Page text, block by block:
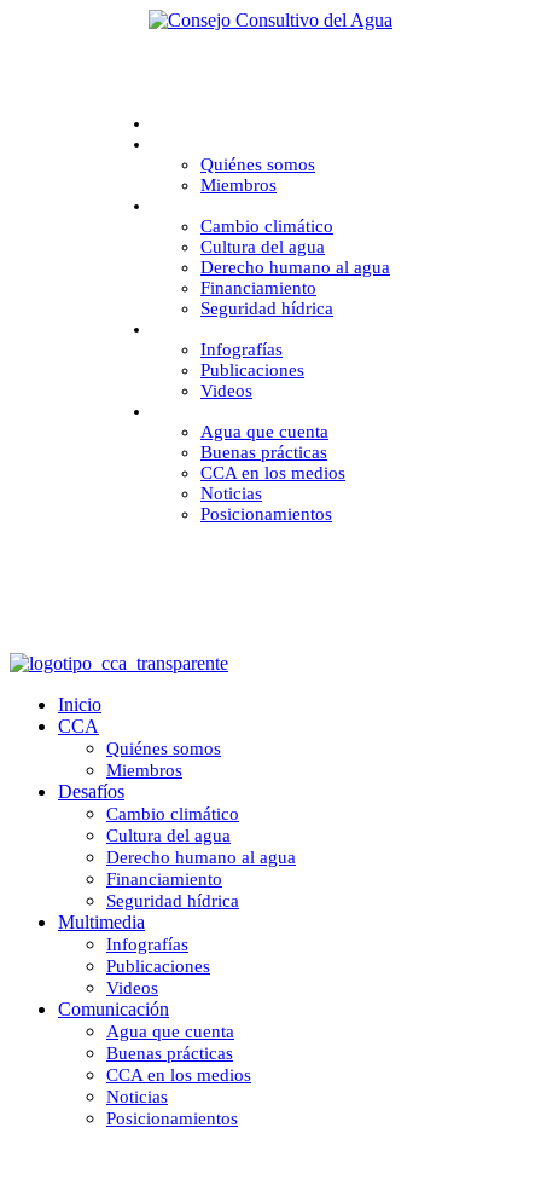
Quiénes somos
Miembros
Cambio climático
Cultura del agua
Derecho humano al agua
Financiamiento
Seguridad hídrica
Infografías
Publicaciones
Videos
Agua que cuenta
Buenas prácticas
CCA en los medios
Noticias
Posicionamientos
Inicio
CCA
Quiénes somos
Miembros
Desafíos
Cambio climático
Cultura del agua
Derecho humano al agua
Financiamiento
Seguridad hídrica
Multimedia
Infografías
Publicaciones
Videos
Comunicación
Agua que cuenta
Buenas prácticas
CCA en los medios
Noticias
Posicionamientos